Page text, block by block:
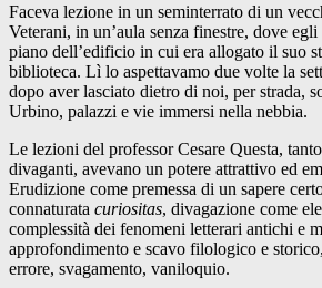
Faceva lezione in un seminterrato di un
Veterani, in un’aula senza finestre, dove
piano dell’edificio in cui era allogato il suo
biblioteca. Lì lo aspettavamo due volte la
dopo aver lasciato dietro di noi, per strada,
Urbino, palazzi e vie immersi nella nebbia.
Le lezioni del professor Cesare Questa,
divaganti, avevano un potere attrattivo ed
Erudizione come premessa di un sapere
connaturata curiositas, divagazione come
complessità dei fenomeni letterari antichi e
approfondimento e scavo filologico e
errore, svagamento, vaniloquio.